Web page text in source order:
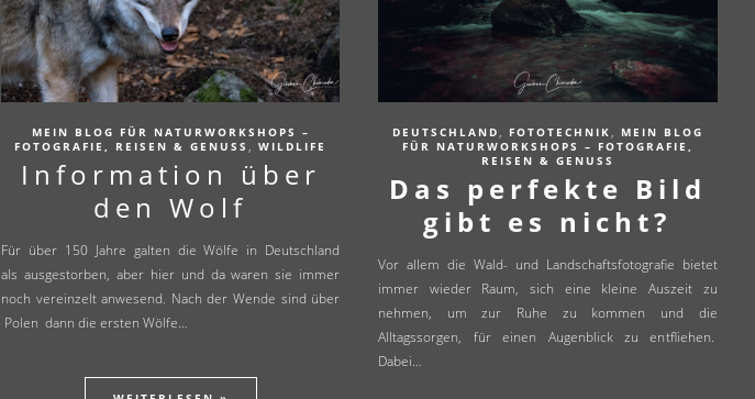
MEIN BLOG FÜR NATURWORKSHOPS –
FOTOGRAFIE, REISEN & GENUSS ,WILDLIFE
Information über
den Wolf
Für über 150 Jahre galten die Wölfe in Deutschland
als ausgestorben, aber hier und da waren sie immer
noch vereinzelt anwesend. Nach der Wende sind über
Polen dann die ersten Wölfe…
DEUTSCHLAND , FOTOTECHNIK , MEIN BLOG
FÜR NATURWORKSHOPS – FOTOGRAFIE,
REISEN & GENUSS
Das perfekte Bild
gibt es nicht?
Vor allem die Wald- und Landschaftsfotografie bietet
immer wieder Raum, sich eine kleine Auszeit zu
nehmen, um zur Ruhe zu kommen und die
Alltagssorgen, für einen Augenblick zu entfliehen.
Dabei…